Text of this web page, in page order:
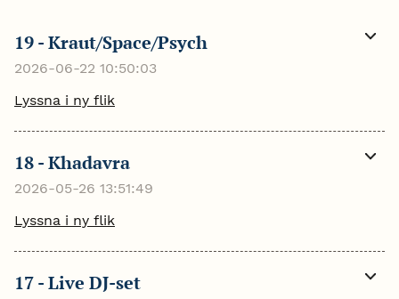
19 - Kraut/Space/Psych
2026-06-22 10:50:03
Lyssna i ny flik
Visa
18 - Khadavra
2026-05-26 13:51:49
Lyssna i ny flik
Visa
17 - Live DJ-set
Visa